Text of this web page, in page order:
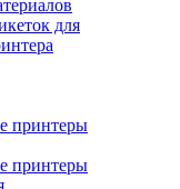
для
принтеры
принтеры